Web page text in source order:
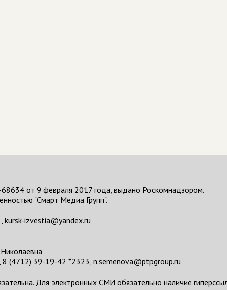
от 9 февраля 2017 года, выдано Роскомнадзором.
"Смарт Медиа Групп".
izvestia@yandex.ru
(4712) 39-19-42 *2323, n.semenova@ptpgroup.ru
Для электронных СМИ обязательно наличие